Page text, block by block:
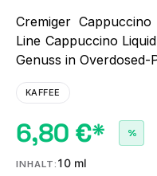
Cremiger
Line Cappuccino
Genuss in Overdosed-
KAFFEE
6,80 €* %
INHALT: 10 ml